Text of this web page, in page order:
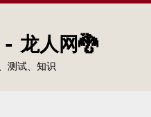
- 龙人网🐉
测试、知识